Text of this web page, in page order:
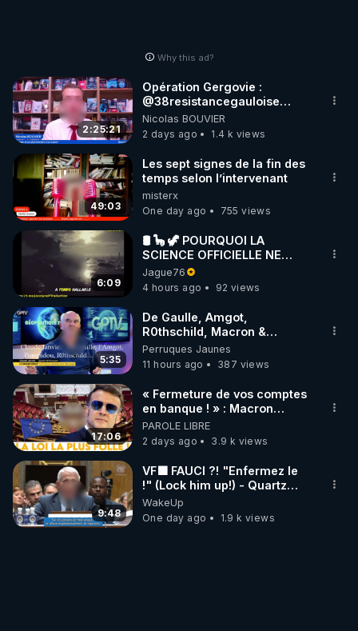
Why this ad?
2:25:21
Opération Gergovie :
‪@38resistancegauloise‬
‪@MarionSigautOfficiel‬
‪@gladysriifard5710‬ Laëtitia
Nicolas BOUVIER
2 days ago
1.4 k views
49:03
Les sept signes de la fin des
temps selon l’intervenant
misterx
One day ago
755 views
6:09
🛢 🦕 🦖 POURQUOI LA
SCIENCE OFFICIELLE NE
CONNAÎT-ELLE PAS LA VRAIE
ORIGINE DU PÉTROLE ?
Jague76
4 hours ago
92 views
5:35
De Gaulle, Amgot,
R0thschild, Macron &
Pompidou… Macron Claude
Janvier, GPTV, 18 X 2024
Perruques Jaunes
11 hours ago
387 views
17:06
« Fermeture de vos comptes
en banque ! » : Macron
impose une loi folle !
PAROLE LIBRE
2 days ago
3.9 k views
9:48
VF🟩 FAUCI ?! "Enfermez le
!" (Lock him up!) - Quartz
Traduction
WakeUp
One day ago
1.9 k views